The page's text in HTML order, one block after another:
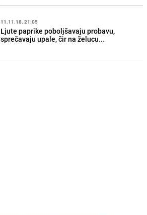
11.11.18. 21:05
Ljute paprike poboljšavaju probavu,
sprečavaju upale, čir na želucu...